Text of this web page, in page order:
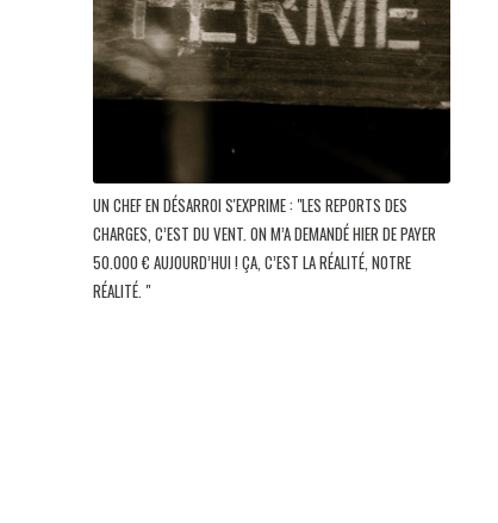
UN CHEF EN DÉSARROI S'EXPRIME : "LES REPORTS DES
CHARGES, C’EST DU VENT. ON M’A DEMANDÉ HIER DE PAYER
50.000 € AUJOURD’HUI ! ÇA, C’EST LA RÉALITÉ, NOTRE
RÉALITÉ. "